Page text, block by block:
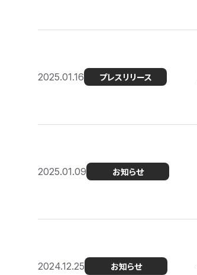
2025.01.16 プレスリリース
2025.01.09 お知らせ
2024.12.25 お知らせ